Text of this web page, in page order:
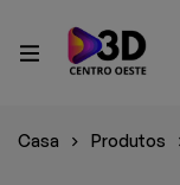
Casa Produtos